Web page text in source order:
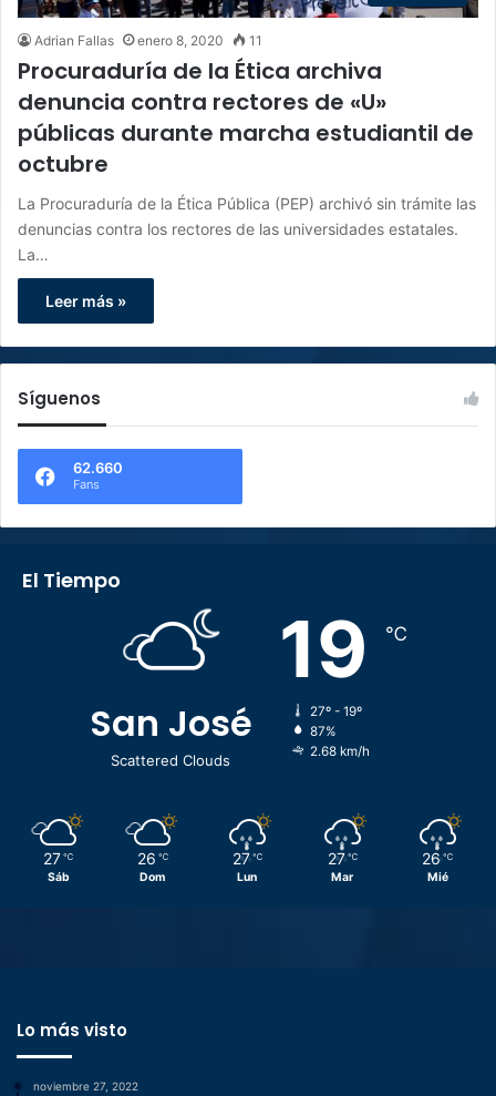
Adrian Fallas enero 8, 2020 11
Procuraduría de la Ética archiva
denuncia contra rectores de «U»
públicas durante marcha estudiantil de
octubre
La Procuraduría de la Ética Pública (PEP) archivó sin trámite las
denuncias contra los rectores de las universidades estatales.
La…
Leer más »
Síguenos
62.660
Fans
El Tiempo
San José
Scattered Clouds
19 ℃
27º - 19º
87%
2.68 km/h
27 ℃
Sáb
26 ℃
Dom
27 ℃
Lun
27 ℃
Mar
26 ℃
Mié
Lo más visto
noviembre 27, 2022